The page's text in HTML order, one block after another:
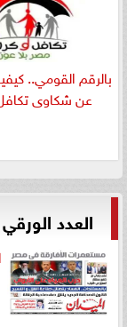
بالرقم القومي..
عن شكاوى
العدد الورقي